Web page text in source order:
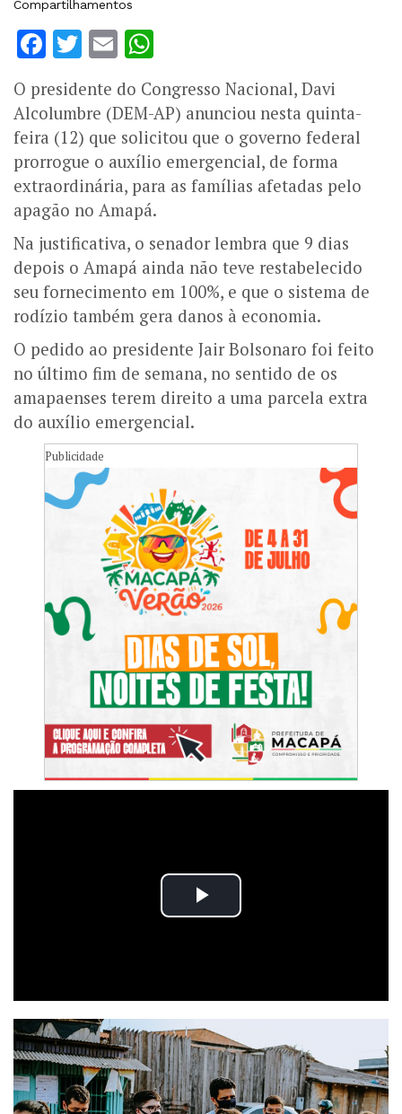
Compartilhamentos
Facebook
Twitter
Email
O presidente do Congresso Nacional, Davi
Alcolumbre (DEM-AP) anunciou nesta quinta-
feira (12) que solicitou que o governo federal
prorrogue o auxílio emergencial, de forma
extraordinária, para as famílias afetadas pelo
apagão no Amapá.
Na justificativa, o senador lembra que 9 dias
depois o Amapá ainda não teve restabelecido
seu fornecimento em 100%, e que o sistema de
rodízio também gera danos à economia.
O pedido ao presidente Jair Bolsonaro foi feito
no último fim de semana, no sentido de os
amapaenses terem direito a uma parcela extra
do auxílio emergencial.
Publicidade